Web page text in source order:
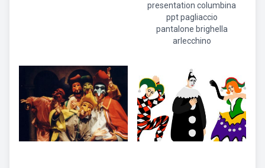
presentation columbina
ppt pagliaccio
pantalone brighella
arlecchino